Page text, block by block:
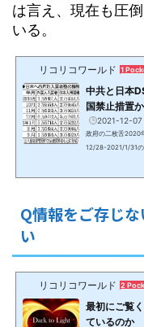
は言え、現在も圧
いる。
リコリコワールド 1
中共と日本
国禁止措置
2021-12-07
政府の二枚舌2020
12/28-2021/1/31の
合が多い。インド
Q情報をご存じ
い
リコリコワールド 2
最初にご覧
ているのか